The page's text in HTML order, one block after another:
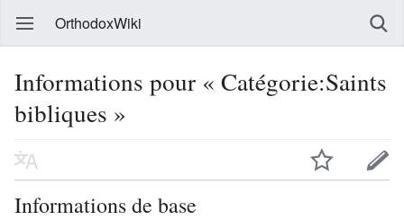
OrthodoxWiki
Informations pour « Catégorie:Saints
bibliques »
Informations de base